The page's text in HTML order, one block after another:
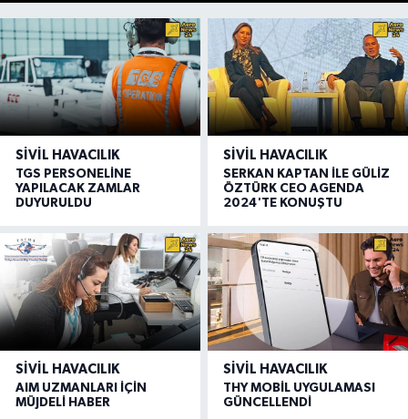
SIVIL HAVACILIK
TGS PERSONELİNE
YAPILACAK ZAMLAR
DUYURULDU
SIVIL HAVACILIK
SERKAN KAPTAN İLE GÜLİZ
ÖZTÜRK CEO AGENDA
2024'TE KONUŞTU
SIVIL HAVACILIK
AIM UZMANLARI İÇİN
MÜJDELİ HABER
SIVIL HAVACILIK
THY MOBİL UYGULAMASI
GÜNCELLENDİ